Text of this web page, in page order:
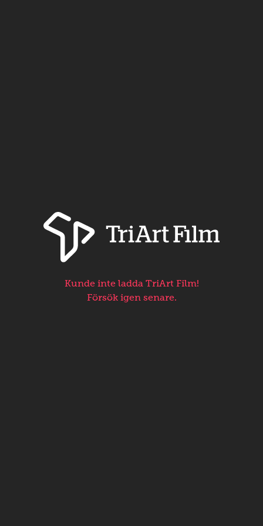
Kunde inte ladda TriArt Film!
Försök igen senare.